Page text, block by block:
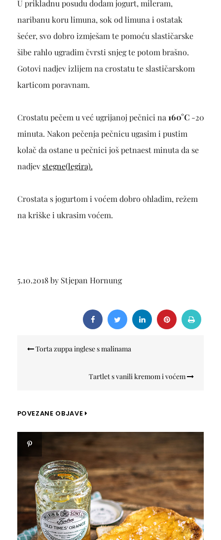
U prikladnu posudu dodam jogurt, mileram,
naribanu koru limuna, sok od limuna i ostatak
šećer, svo dobro izmješam te pomoću slastičarske
šibe rahlo ugradim čvrsti snjeg te potom brašno.
Gotovi nadjev izlijem na crostatu te slastičarskom
karticom poravnam.
Crostatu pečem u već ugrijanoj pečnici na 160°C-20
minuta. Nakon pečenja pečnicu ugasim i pustim
kolač da ostane u pečnici još petnaest minuta da se
nadjev stegne(legira).
Crostata s jogurtom i voćem dobro ohladim, režem
na kriške i ukrasim voćem.
5.10.2018 by Stjepan Hornung
objava
Torta zuppa inglese s malinama
Tartlet s vanili kremom i voćem
POVEZANE OBJAVE